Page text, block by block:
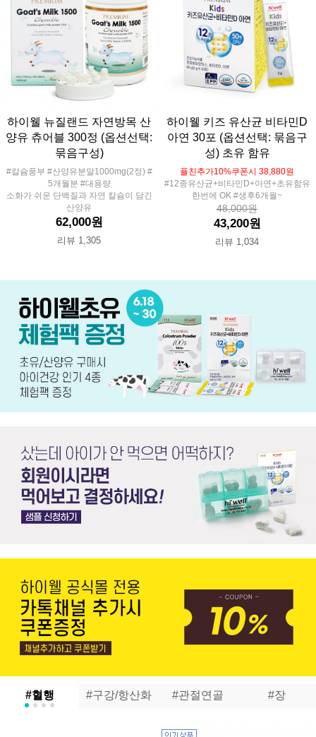
하이웰 뉴질랜드 자연방목 산
양유 츄어블 300정 (옵션선택:
묶음구성)
#칼슘풍부 #산양유분말1000mg(2정) #
5개월분 #대용량
소화가 쉬운 단백질과 자연 칼슘이 담긴
산양유
62,000원
리뷰 1,305
하이웰 키즈 유산균 비타민D
아연 30포 (옵션선택: 묶음구
성) 초유 함유
플친추가10%쿠폰시 38,880원
#12종유산균+비타민D+아연+초유함유
한번에 OK #생후6개월~
48,000원
43,200원
리뷰 1,034
#혈행 #구강/항산화 #관절연골 #장